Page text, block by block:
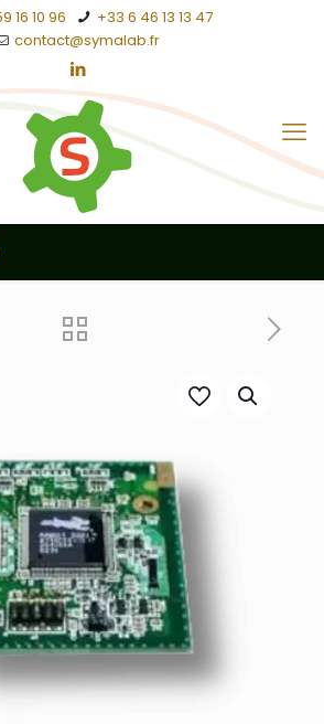
16 10 96
+33 6 46 13 13 47
contact@symalab.fr